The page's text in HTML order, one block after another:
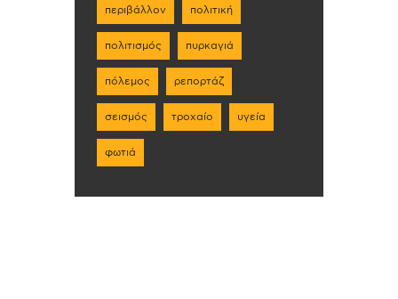
περιβάλλον πολιτική
πολιτισμός πυρκαγιά
πόλεμος ρεπορτάζ
σεισμός τροχαίο υγεία
φωτιά